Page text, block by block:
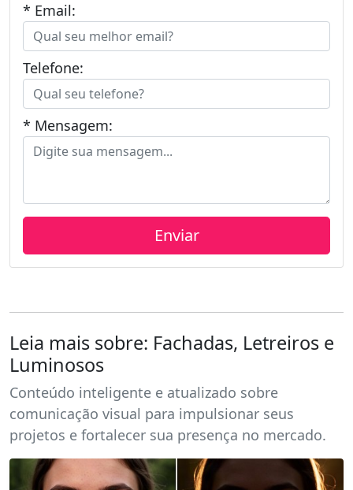
* Email:
Telefone:
* Mensagem:
Leia mais sobre: Fachadas, Letreiros e
Luminosos
Conteúdo inteligente e atualizado sobre
comunicação visual para impulsionar seus
projetos e fortalecer sua presença no mercado.